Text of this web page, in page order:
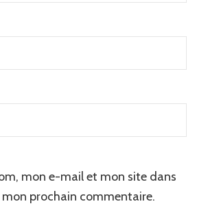
mon e-mail et mon site dans
prochain commentaire.